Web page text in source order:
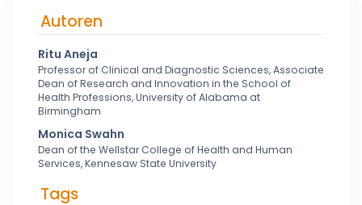
Autoren
Ritu Aneja
Professor of Clinical and Diagnostic Sciences, Associate
Dean of Research and Innovation in the School of
Health Professions, University of Alabama at
Birmingham
Monica Swahn
Dean of the Wellstar College of Health and Human
Services, Kennesaw State University
Tags